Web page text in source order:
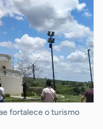
fortalece o turismo